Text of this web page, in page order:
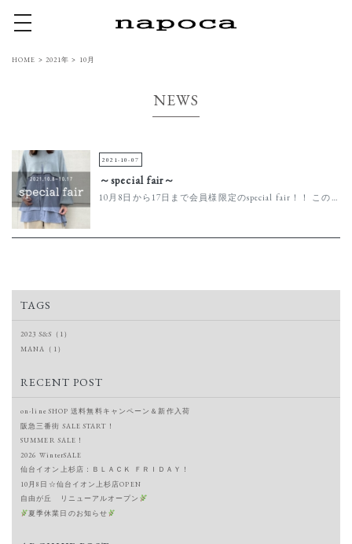
toggle navigation
HOME > 2021年 > 10月
NEWS
2021-10-07
～special fair～
10月8日から17日まで会員様限定のspecial fair！！ この機会に会員登録して是非お店にお立ち寄りください。 登録はこちらから
TAGS
2023 S&S（1）
MANA（1）
RECENT POST
on-line SHOP 送料無料キャンペーン＆新作入荷
阪急三番街 SALE START！
SUMMER SALE！
2026 WinterSALE
仙台イオン上杉店：ＢＬＡＣＫ ＦＲＩＤＡＹ！
10月8日☆仙台イオン上杉店OPEN
自由が丘 リニューアルオープン
夏季休業日のお知らせ